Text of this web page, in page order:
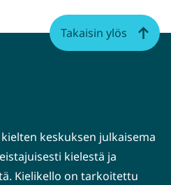
keskuksen julkaisema
kielestä ja
Kielikello on tarkoitettu
Takaisin ylös